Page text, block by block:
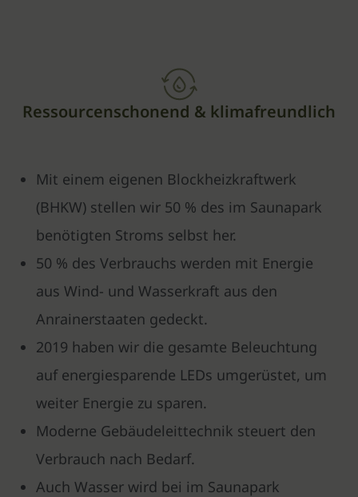
Ressourcenschonend & klimafreundlich
Mit einem eigenen Blockheizkraftwerk
(BHKW) stellen wir 50 % des im Saunapark
benötigten Stroms selbst her.
50 % des Verbrauchs werden mit Energie
aus Wind- und Wasserkraft aus den
Anrainerstaaten gedeckt.
2019 haben wir die gesamte Beleuchtung
auf energiesparende LEDs umgerüstet, um
weiter Energie zu sparen.
Moderne Gebäudeleittechnik steuert den
Verbrauch nach Bedarf.
Auch Wasser wird bei im Saunapark